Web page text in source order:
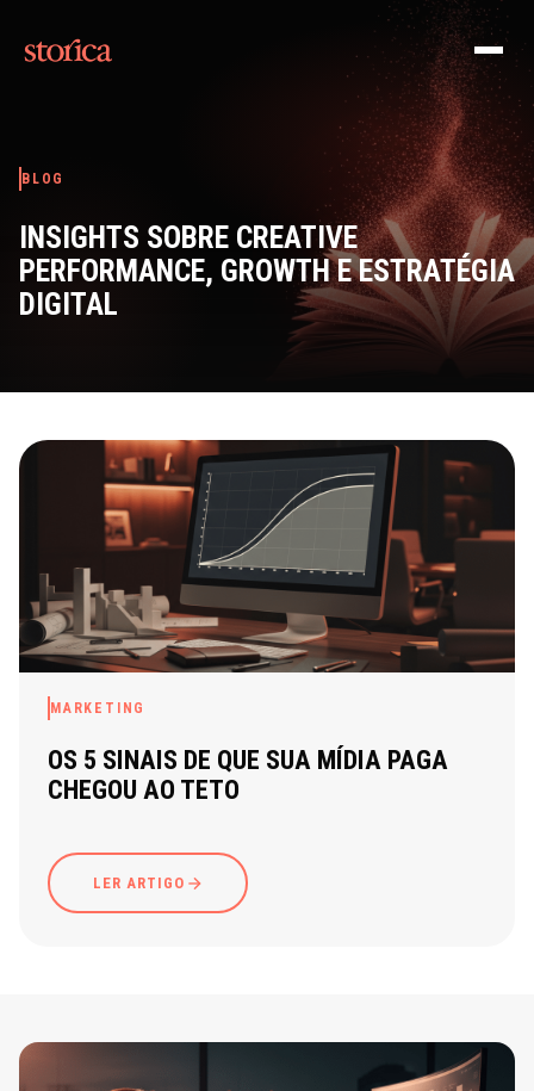
BLOG
INSIGHTS SOBRE CREATIVE
PERFORMANCE, GROWTH E ESTRATÉGIA
DIGITAL
MARKETING
OS 5 SINAIS DE QUE SUA MÍDIA PAGA
CHEGOU AO TETO
LER ARTIGO